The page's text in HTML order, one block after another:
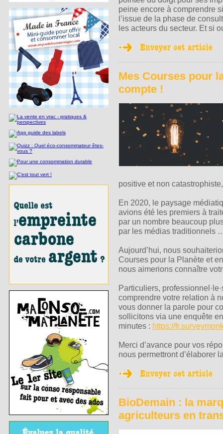
peine encore à comprendre
l’issue de la phase de
les acteurs du secteur. Et si
Mes Courses pour
compte !
positive et non
En 2020, le paysage
avions été les premiers à
par un nombre beaucoup
par les médias traditionnels
Aujourd’hui, nous
Courses pour la Planète et
nous aimerions connaître
Particuliers,
comprendre votre relation à
vous donner la parole pour
sollicitons via une enquête
minutes : https://
Merci d’avance pour vos
nous permettront d’élaborer
BioDemain : la
agriculteurs en